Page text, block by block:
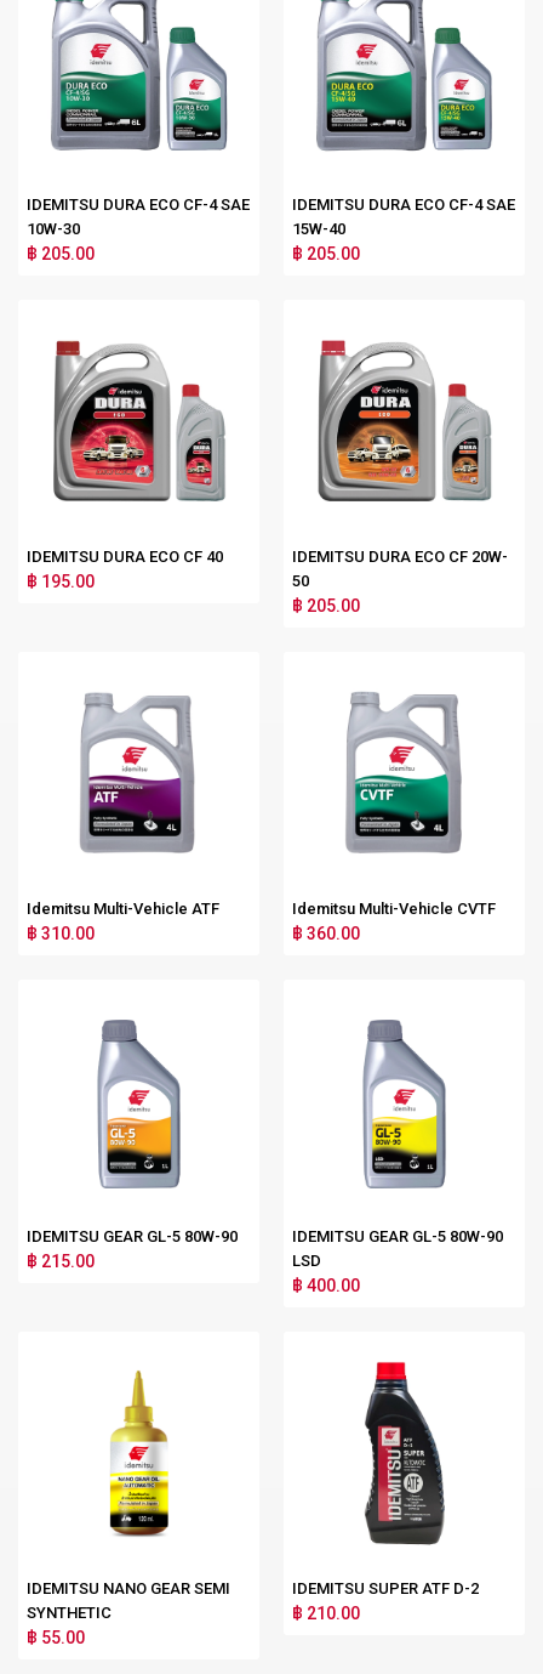
IDEMITSU DURA ECO CF-4 SAE
10W-30
฿ 205.00
IDEMITSU DURA ECO CF-4 SAE
15W-40
฿ 205.00
IDEMITSU DURA ECO CF 40
฿ 195.00
IDEMITSU DURA ECO CF 20W-
50
฿ 205.00
Idemitsu Multi-Vehicle ATF
฿ 310.00
Idemitsu Multi-Vehicle CVTF
฿ 360.00
IDEMITSU GEAR GL-5 80W-90
฿ 215.00
IDEMITSU GEAR GL-5 80W-90
LSD
฿ 400.00
IDEMITSU NANO GEAR SEMI
SYNTHETIC
฿ 55.00
IDEMITSU SUPER ATF D-2
฿ 210.00